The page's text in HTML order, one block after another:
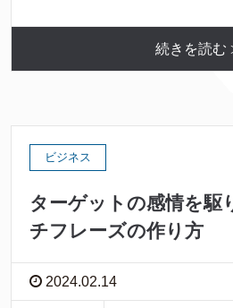
続きを読
ビジネス
ターゲットの感情を駆
チフレーズの作り方
2024.02.14